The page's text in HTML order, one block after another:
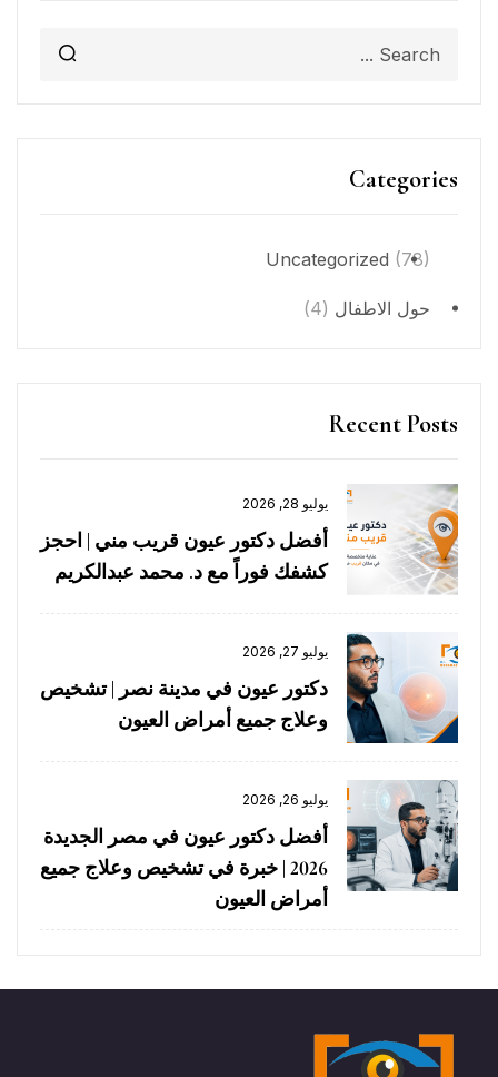
Categories
Uncategorized (78)
حول الاطفال (4)
Recent Posts
يوليو 28, 2026
أفضل دكتور عيون قريب مني | احجز
كشفك فوراً مع د. محمد عبدالكريم
يوليو 27, 2026
دكتور عيون في مدينة نصر | تشخيص
وعلاج جميع أمراض العيون
يوليو 26, 2026
أفضل دكتور عيون في مصر الجديدة
2026 | خبرة في تشخيص وعلاج جميع
أمراض العيون